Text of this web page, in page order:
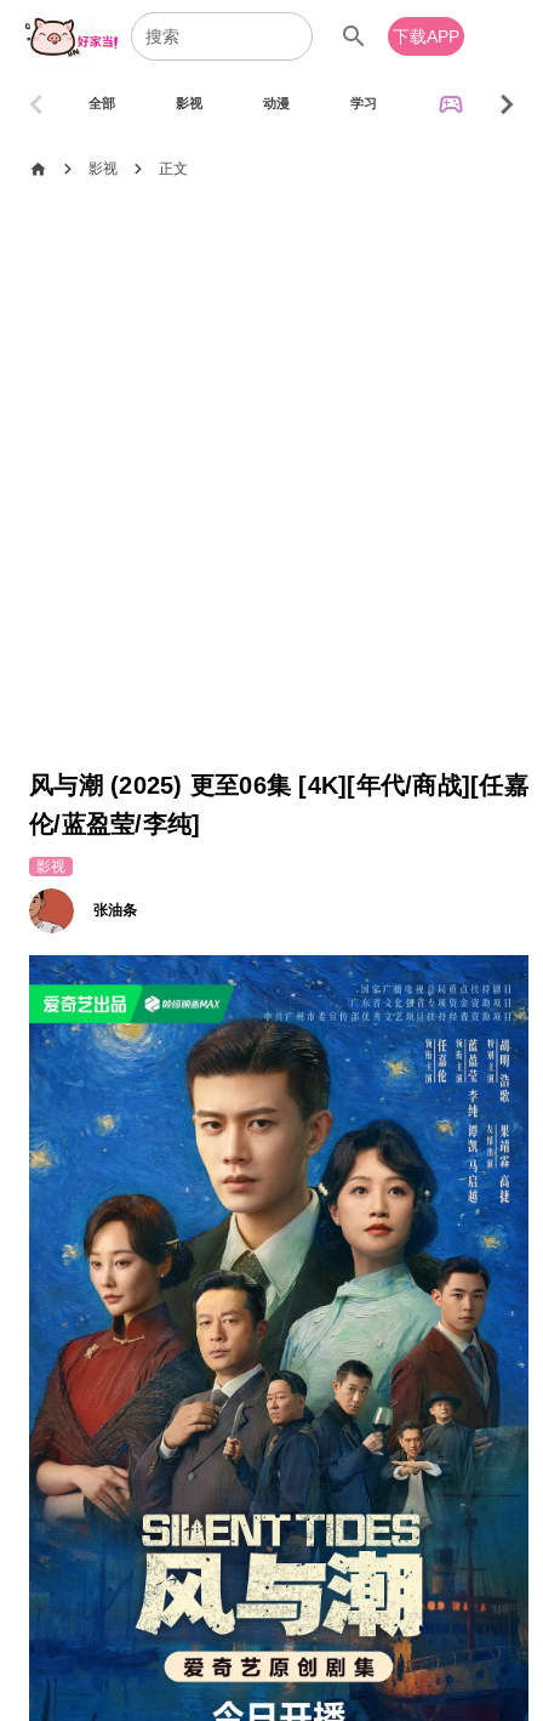
search 下载APP
全部 影视 动漫 学习 sports_esports
chevron_left chevron_right
home chevron_right 影视 chevron_right 正文
风与潮 (2025) 更至06集 [4K][年代/商战][任嘉
伦/蓝盈莹/李纯]
影视
张油条